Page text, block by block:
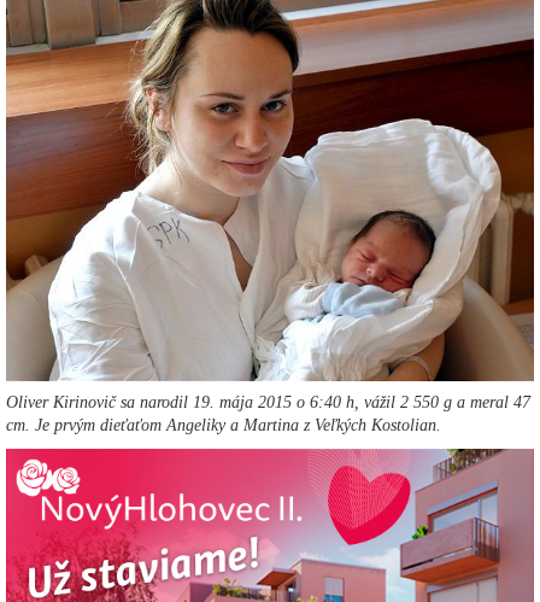
Oliver Kirinovič sa narodil 19. mája 2015 o 6:40 h, vážil 2 550 g a meral 47
cm. Je prvým dieťaťom Angeliky a Martina z Veľkých Kostolian.